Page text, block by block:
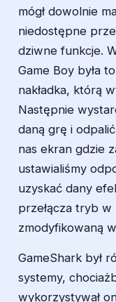
mógł dowolnie
niedostępne
dziwne funkcje.
Game Boy była
nakładka, którą
Następnie
daną grę i
nas ekran gdzie
ustawialiśmy
uzyskać dany
przełącza tryb
zmodyfikowaną
GameShark był
systemy,
wykorzystywał